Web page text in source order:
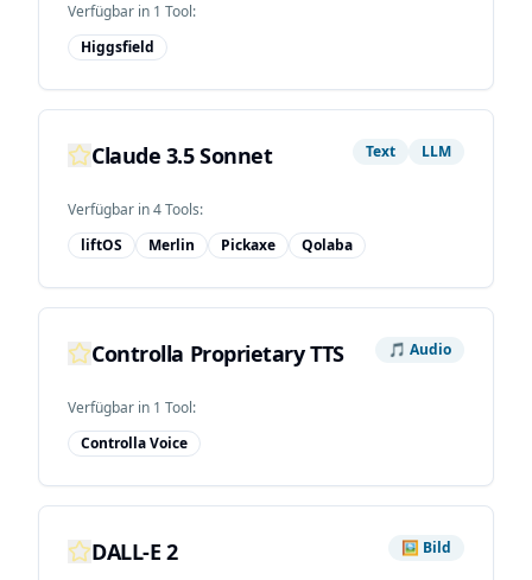
Verfügbar in 1 Tool:
Higgsfield
Claude 3.5 Sonnet Text LLM
Verfügbar in4Tools:
liftOS
Merlin Pickaxe Qolaba
Controlla Proprietary TTS 🎵 Audio
Verfügbar in 1 Tool:
Controlla Voice
DALL-E 2 🖼️ Bild